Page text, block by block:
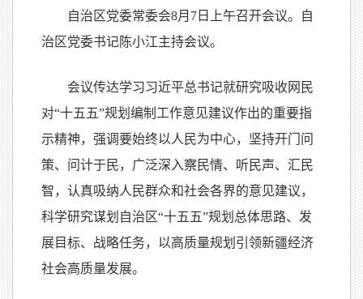
自治区党委常委会8月7日上午召开会议。自
治区党委书记陈小江主持会议。
会议传达学习习近平总书记就研究吸收网民
对“十五五”规划编制工作意见建议作出的重要指
示精神，强调要始终以人民为中心，坚持开门问
策、问计于民，广泛深入察民情、听民声、汇民
智，认真吸纳人民群众和社会各界的意见建议，
科学研究谋划自治区“十五五”规划总体思路、发
展目标、战略任务，以高质量规划引领新疆经济
社会高质量发展。